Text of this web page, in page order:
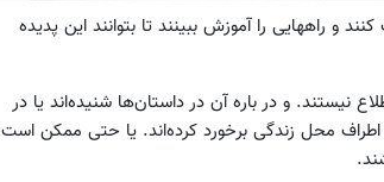
و راههایی را آموزش ببینند تا بتوانند این پدیده
و در باره آن در داستان‌ها شنیده‌اند یا در
اطراف محل زندگی برخورد کرده‌اند. یا حتی ممکن است